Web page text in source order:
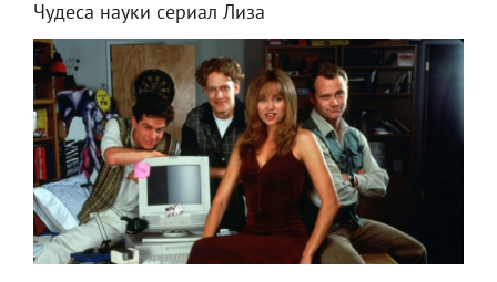
Чудеса науки сериал Лиза